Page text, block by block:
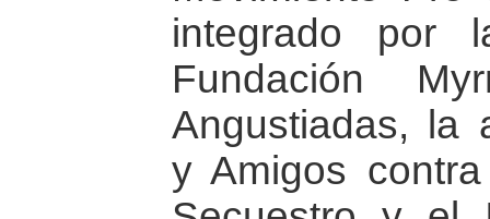
integrado por
Fundación
Angustiadas, la
y Amigos